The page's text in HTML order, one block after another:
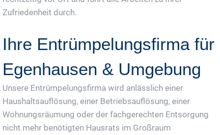
Zufriedenheit durch.
Ihre Entrümpelungsfirma für
Egenhausen & Umgebung
Unsere Entrümpelungsfirma wird anlässlich einer
Haushaltsauflösung, einer Betriebsauflösung, einer
Wohnungsräumung oder der fachgerechten Entsorgung
nicht mehr benötigten Hausrats im Großraum